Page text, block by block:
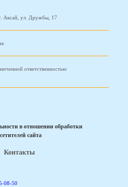
Аксай, ул. Дружбы, 17
ответственностью
в отношении обработки
сайта
Контакты
08-50